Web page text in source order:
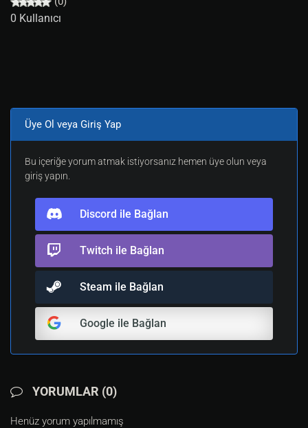
0 Kullanıcı
Üye Ol veya Giriş Yap
Bu içeriğe yorum atmak istiyorsanız hemen üye olun veya
giriş yapın.
Discord ile Bağlan
Twitch ile Bağlan
Steam ile Bağlan
Google ile Bağlan
YORUMLAR (0)
Henüz yorum yapılmamış